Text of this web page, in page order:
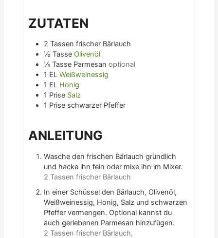
ZUTATEN
2 Tassen frischer Bärlauch
½ Tasse Olivenöl
¼ Tasse Parmesan optional
1 EL Weißweinessig
1 EL Honig
1 Prise Salz
1 Prise schwarzer Pfeffer
ANLEITUNG
Wasche den frischen Bärlauch gründlich
und hacke ihn fein oder mixe ihn im Mixer.
2 Tassen frischer Bärlauch
In einer Schüssel den Bärlauch, Olivenöl,
Weißweinessig, Honig, Salz und schwarzen
Pfeffer vermengen. Optional kannst du
auch geriebenen Parmesan hinzufügen.
2 Tassen frischer Bärlauch,